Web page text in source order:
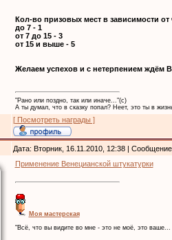
Кол-во призовых мест в зависимости от
до 7 - 1
от 7 до 15 - 3
от 15 и выше - 5
Желаем успехов и с нетерпением ждём
"Рано или поздно, так или иначе..."(с)
А ты думал, что в сказку попал? Неет, это ты в
[ Посмотреть награды ]
Дата: Вторник, 16.11.2010, 12:38 |
Применение Венецианской штукатурки
Моя мастерская
"Всё, что вы видите во мне - это не моё, это